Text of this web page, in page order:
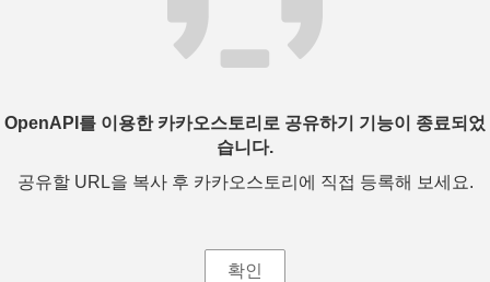
OpenAPI를 이용한 카카오스토리로 공유하기 기능이 종료되었
습니다.
공유할 URL을 복사 후 카카오스토리에 직접 등록해 보세요.
확인